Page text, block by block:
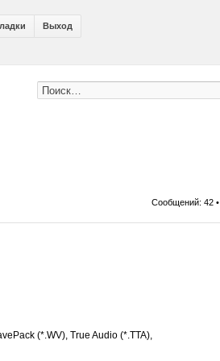
Выход
Сообщений: 42 •
(*.WV), True Audio (*.TTA),